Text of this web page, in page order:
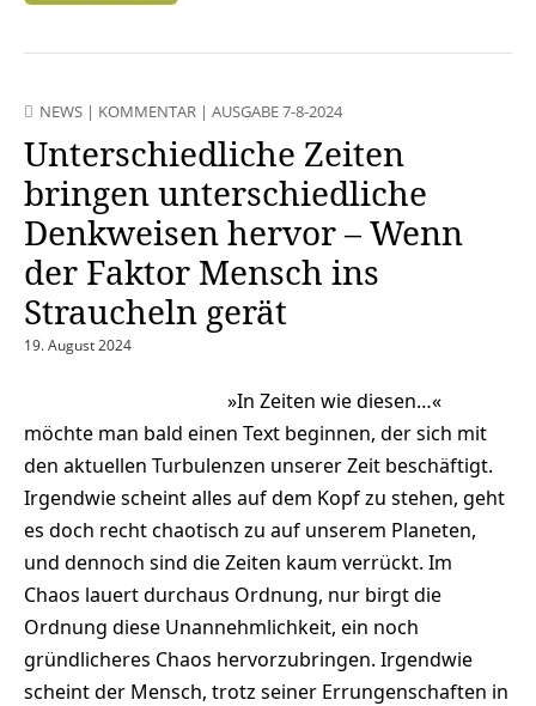
NEWS | KOMMENTAR | AUSGABE 7-8-2024
Unterschiedliche Zeiten
bringen unterschiedliche
Denkweisen hervor – Wenn
der Faktor Mensch ins
Straucheln gerät
19. August 2024
»In Zeiten wie diesen…«
möchte man bald einen Text beginnen, der sich mit
den aktuellen Turbulenzen unserer Zeit beschäftigt.
Irgendwie scheint alles auf dem Kopf zu stehen, geht
es doch recht chaotisch zu auf unserem Planeten,
und dennoch sind die Zeiten kaum verrückt. Im
Chaos lauert durchaus Ordnung, nur birgt die
Ordnung diese Unannehmlichkeit, ein noch
gründlicheres Chaos hervorzubringen. Irgendwie
scheint der Mensch, trotz seiner Errungenschaften in